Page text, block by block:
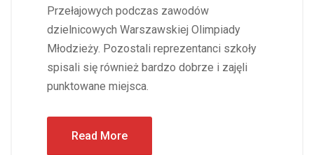
Przełajowych podczas zawodów
dzielnicowych Warszawskiej Olimpiady
Młodzieży. Pozostali reprezentanci szkoły
spisali się również bardzo dobrze i zajęli
punktowane miejsca.
Read More